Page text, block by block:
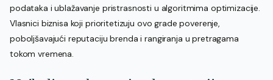
podataka i ublažavanje pristrasnosti u algoritmima optimizacije.
Vlasnici biznisa koji prioritetizuju ovo grade poverenje,
poboljšavajući reputaciju brenda i rangiranja u pretragama
tokom vremena.